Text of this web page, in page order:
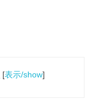
[表示/show]